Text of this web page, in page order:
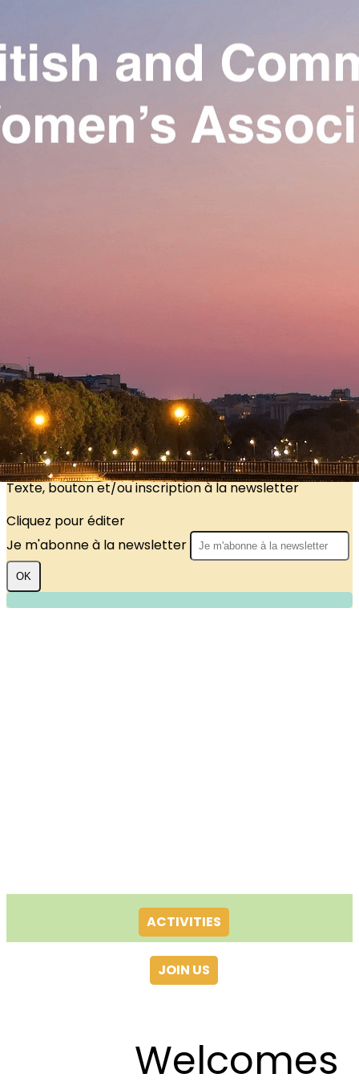
Exporter uniquement les colonnes affichées
Ajoutez un logo, un bouton, des réseaux sociaux
Our Association
Activities
Join us
?>
Images de la page d'accueil
Cliquez pour éditer
Texte, bouton et/ou inscription à la newsletter
Cliquez pour éditer
Je m'abonne à la newsletter
OK
ACTIVITIES
JOIN US
Welcomes